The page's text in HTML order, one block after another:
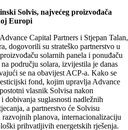
Solvis, najvećeg proizvođača
Europi
Capital Partners i Stjepan Talan,
dogovorili su strateško partnerstvo u
solarnih panela i ponuđaču
području solara, izvijestila je danas
se na obavijest ACP-a. Kako se
fond, kojim upravlja Advance
vlasnik Solvisa nakon
dobivanja suglasnosti nadležnih
a partnerstvo će Solvisu
planova, internacionalizaciju
prihvatljivih energetskih rješenja.